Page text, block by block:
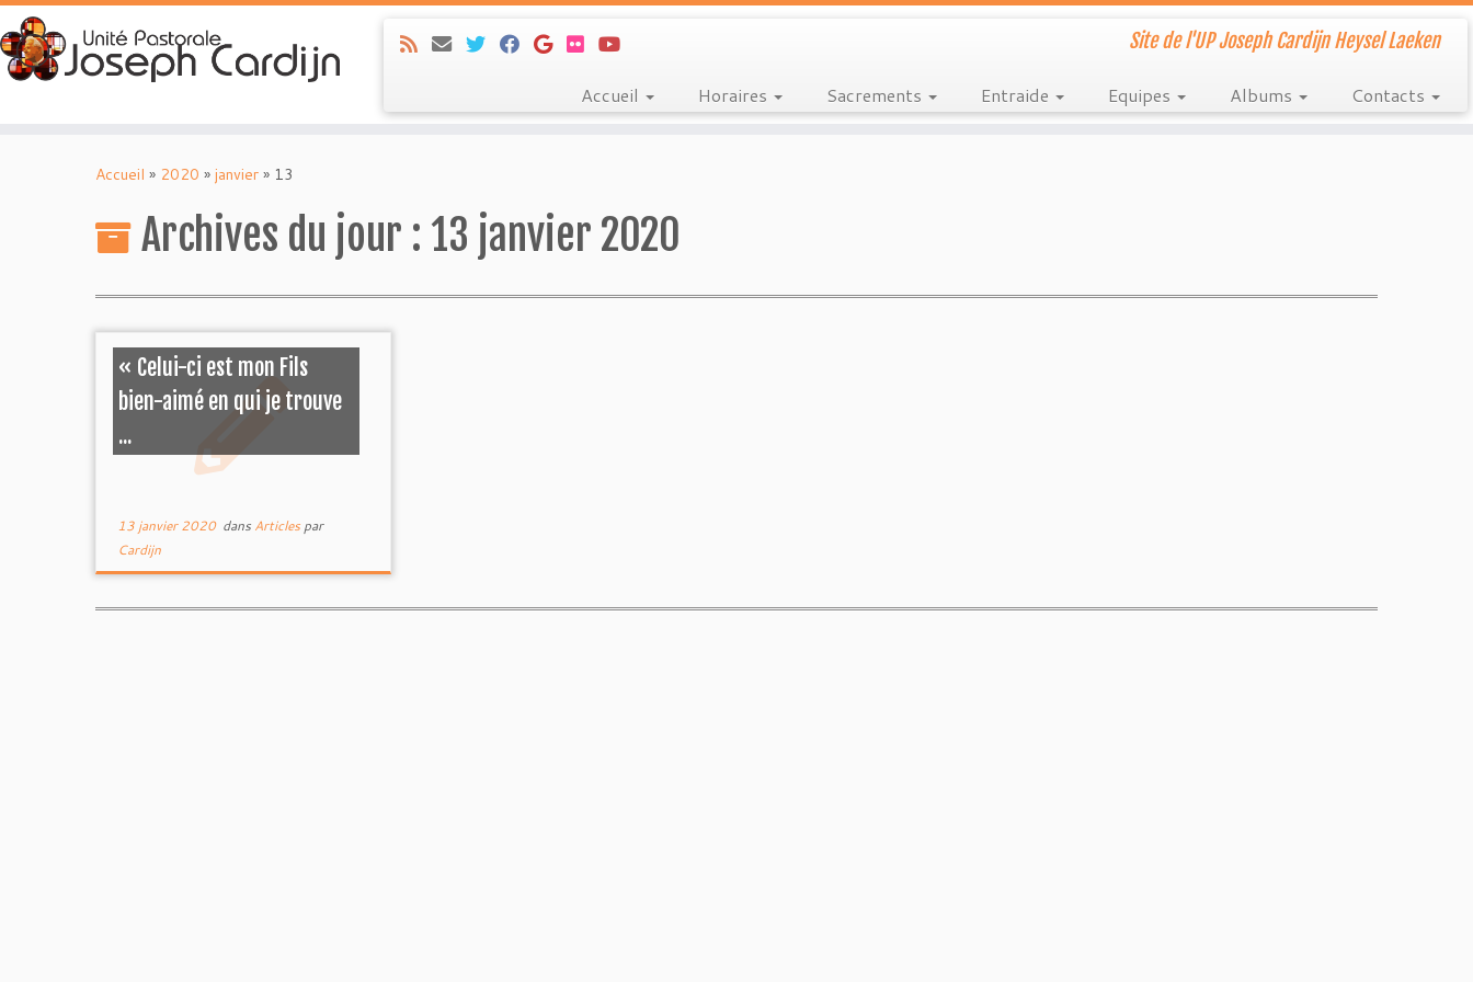
Site de l'UP Joseph Cardijn Heysel Laeken
Accueil Horaires Sacrements Entraide Equipes Albums Contacts
Accueil » 2020 » janvier » 13
Archives du jour : 13 janvier 2020
« Celui-ci est mon Fils
bien-aimé en qui je trouve
...
13 janvier 2020dans Articles par
Cardijn